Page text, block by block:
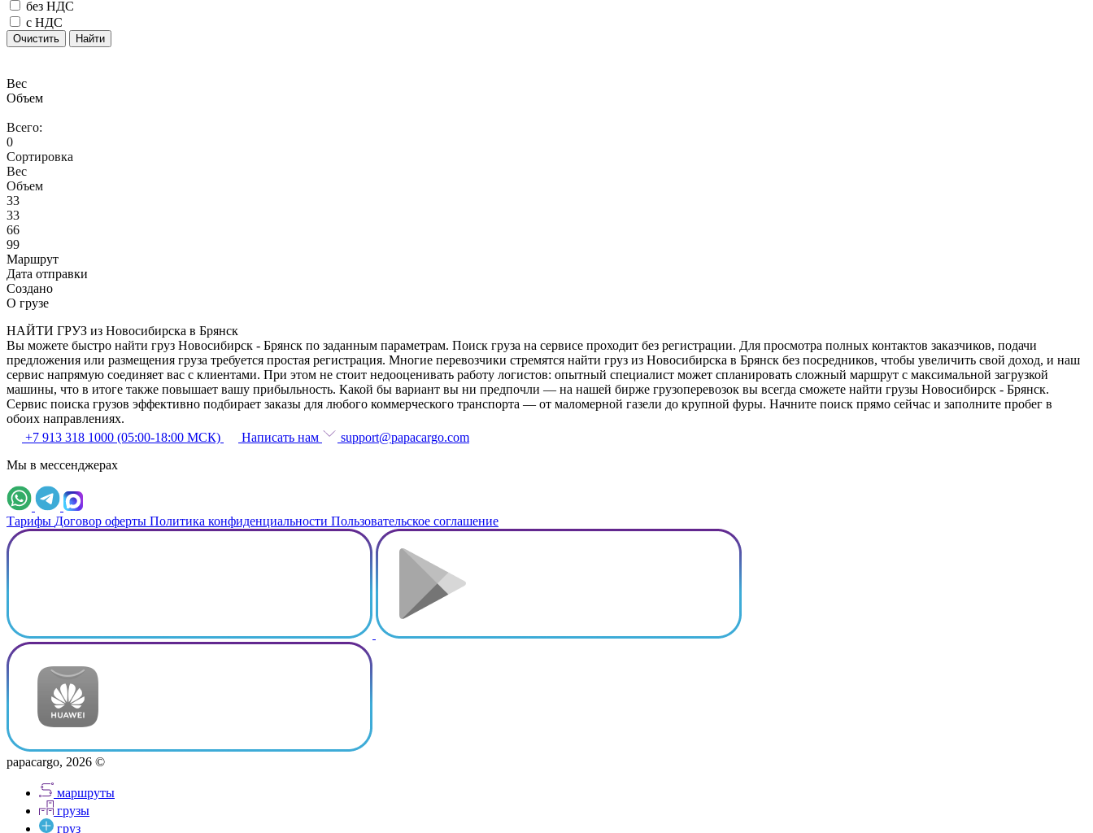
без НДС
с НДС
Очистить Найти
Вес
Объем
Всего:
0
Сортировка
Вес
Объем
33
33
66
99
Маршрут
Дата отправки
Создано
О грузе
НАЙТИ ГРУЗ из Новосибирска в Брянск
Вы можете быстро найти груз Новосибирск - Брянск по заданным параметрам. Поиск груза на сервисе проходит без регистрации. Для просмотра полных контактов заказчиков, подачи
предложения или размещения груза требуется простая регистрация. Многие перевозчики стремятся найти груз из Новосибирска в Брянск без посредников, чтобы увеличить свой доход, и наш
сервис напрямую соединяет вас с клиентами. При этом не стоит недооценивать работу логистов: опытный специалист может спланировать сложный маршрут с максимальной загрузкой
машины, что в итоге также повышает вашу прибыльность. Какой бы вариант вы ни предпочли — на нашей бирже грузоперевозок вы всегда сможете найти грузы Новосибирск - Брянск.
Сервис поиска грузов эффективно подбирает заказы для любого коммерческого транспорта — от маломерной газели до крупной фуры. Начните поиск прямо сейчас и заполните пробег в
обоих направлениях.
+7 913 318 1000 (05:00-18:00 МСК)
Написать нам
support@papacargo.com
Мы в мессенджерах
Тарифы Договор оферты Политика конфиденциальности Пользовательское соглашение
papacargo, 2026 ©
маршруты
грузы
груз